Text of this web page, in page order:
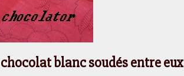
blanc soudés entre eux